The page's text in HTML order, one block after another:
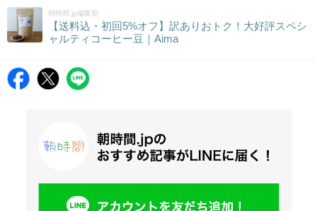
朝時間.jp編集部
【送料込・初回5%オフ】訳ありおトク！大好評スペシ
ャルティコーヒー豆｜Aima